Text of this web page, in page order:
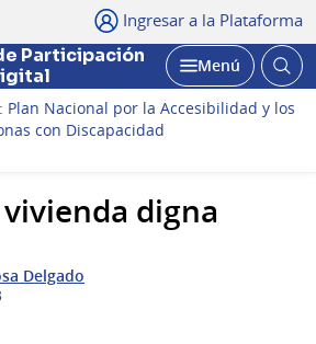
Ingresar a la Plataforma
Participación
Abrir
Menú
Plan Nacional por la Accesibilidad y los
con Discapacidad
digna
Delgado